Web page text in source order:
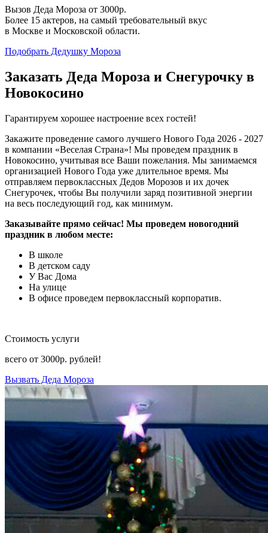
Вызов Деда Мороза от 3000р.
Более 15 актеров, на самый требовательный вкус
в Москве и Московской области.
Подобрать Дедушку Мороза
Заказать Деда Мороза и Снегурочку в
Новокосино
Гарантируем хорошее настроение всех гостей!
Закажите проведение самого лучшего Нового Года 2026 - 2027
в компании «Веселая Страна»! Мы проведем праздник в
Новокосино, учитывая все Ваши пожелания. Мы занимаемся
организацией Нового Года уже длительное время. Мы
отправляем первоклассных Дедов Морозов и их дочек
Снегурочек, чтобы Вы получили заряд позитивной энергии
на весь последующий год, как минимум.
Заказывайте прямо сейчас! Мы проведем новогодний
праздник в любом месте:
В школе
В детском саду
У Вас Дома
На улице
В офисе проведем первоклассный корпоратив.
Стоимость услуги
всего от 3000р. рублей!
Вызвать Деда Мороза